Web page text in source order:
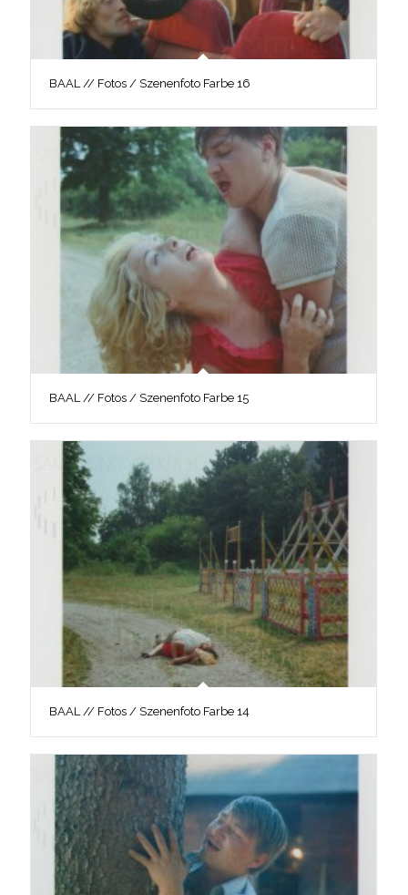
BAAL // Fotos / Szenenfoto Farbe 16
BAAL // Fotos / Szenenfoto Farbe 15
BAAL // Fotos / Szenenfoto Farbe 14